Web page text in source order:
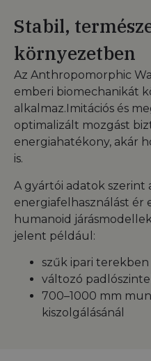
Stabil,
környezetben
Az Anthropomorphic
emberi biomechanikát
alkalmaz.Imitációs és
optimalizált mozgást
energiahatékony, akár
is.
A gyártói adatok szerint
energiafelhasználást ér
humanoid
jelent például:
szűk ipari terekben
változó
700–1000 mm
kiszolgálásánál